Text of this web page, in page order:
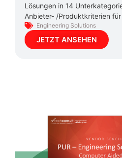
Lösungen in 14
Anbieter- /Produktkriterien
Engineering Solutions
JETZT ANSEHEN